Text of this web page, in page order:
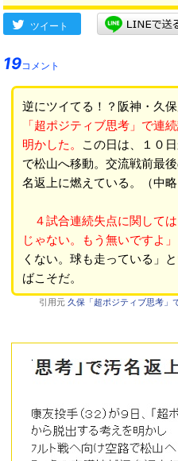
ツイート
19コメント
逆にツイてる！？阪神・久
「超ポジティブ思考」で連
明かした。
この日は、１０
で松山へ移動。交流戦前最
名返上に燃えている。（中
４試合連続失点に関して
じゃない。もう無いですよ」
くない。球も走っている」
ばこそだ。
引用元 久保「超ポジティブ思考」